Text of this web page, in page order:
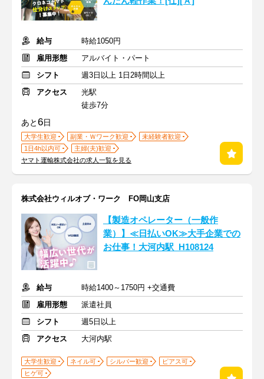
給与
時給1050円
雇用形態
アルバイト・パート
シフト
週3日以上 1日2時間以上
アクセス
光駅
徒歩7分
あと6日
大学生歓迎 副業・Ｗワーク歓迎
未経験者歓迎
1日4h以内可
主婦(夫)歓迎
ヤマト運輸株式会社の求人一覧を見る
株式会社ウィルオブ・ワーク FO岡山支店
【製造オペレーター（一般作
業）】≪日払いOK≫大手企業での
お仕事！大河内駅_H108124
給与
時給1400～1750円 +交通費
雇用形態
派遣社員
シフト
週5日以上
アクセス
大河内駅
大学生歓迎 ネイル可 シルバー歓迎
ピアス可
ヒゲ可